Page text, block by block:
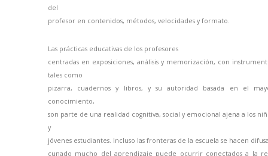
del
profesor en contenidos, métodos, velocidades y formato.
Las prácticas educativas de los profesores
centradas en exposiciones, análisis y memorización, con
tales como
pizarra, cuadernos y libros, y su autoridad basada en el
conocimiento,
son parte de una realidad cognitiva, social y emocional ajena a los
y
jóvenes estudiantes. Incluso las fronteras de la escuela se hacen
cunado mucho del aprendizaje puede ocurrir conectados a la